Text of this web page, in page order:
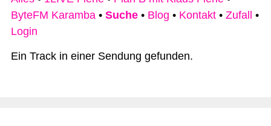
ByteFM Karamba • Suche • Blog • Kontakt • Zufall
•
Login
Ein Track in einer Sendung gefunden.